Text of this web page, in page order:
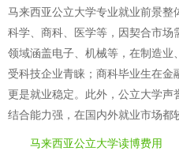
马来西亚公立大学专业就业前景
科学、商科、医学等，因契合市场
领域涵盖电子、机械等，在制造
受科技企业青睐；商科毕业生在金
更是就业稳定。此外，公立大学
结合能力强，在国内外就业市场都
马来西亚公立大学读博费用